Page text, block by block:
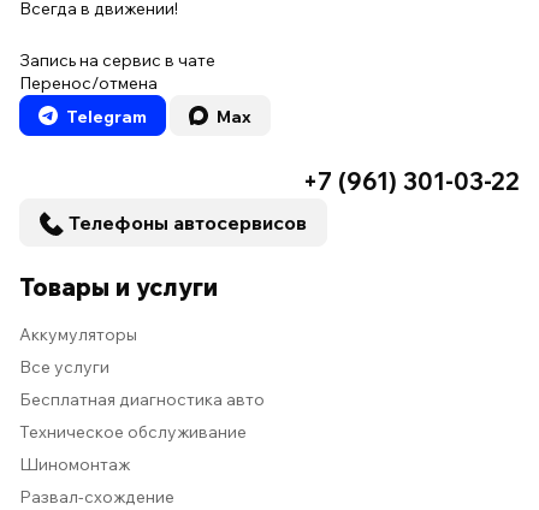
Всегда в движении!
Запись на сервис в чате
Перенос/отмена
Telegram
Max
+7 (961) 301-03-22
Телефоны автосервисов
Товары и услуги
Аккумуляторы
Все услуги
Бесплатная диагностика авто
Техническое обслуживание
Шиномонтаж
Развал-схождение